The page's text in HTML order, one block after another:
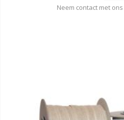
Neem contact met